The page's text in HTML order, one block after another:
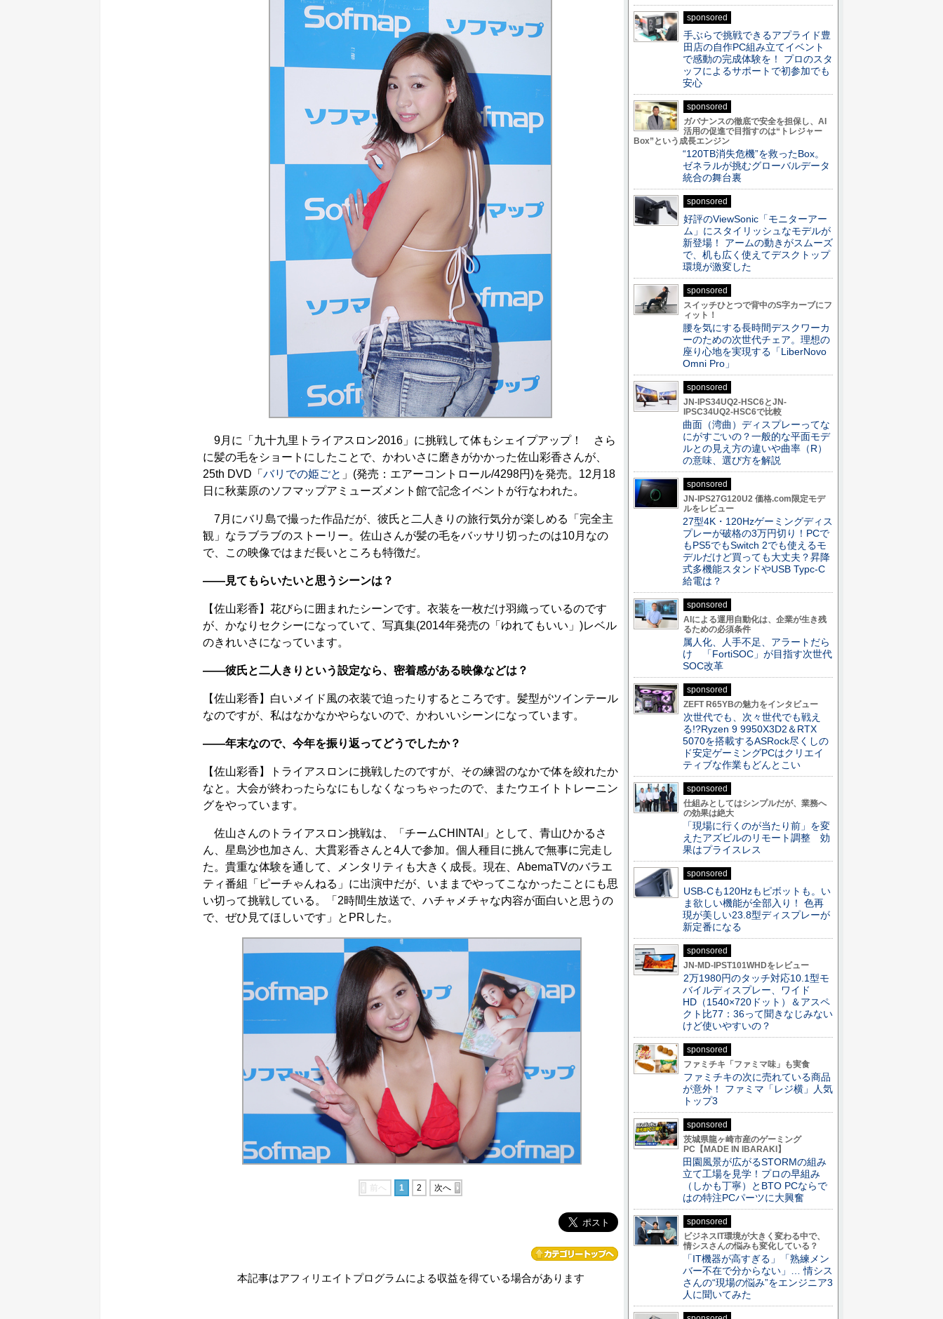
9月に「九十九里トライアスロン2016」に挑戦して体もシェイプアップ！ さら
に髪の毛をショートにしたことで、かわいさに磨きがかかった佐山彩香さんが、
25th DVD「 バリでの姫ごと 」(発売：エアーコントロール/4298円)を発売。12月18
日に秋葉原のソフマップアミューズメント館で記念イベントが行なわれた。
7月にバリ島で撮った作品だが、彼氏と二人きりの旅行気分が楽しめる「完全主
観」なラブラブのストーリー。佐山さんが髪の毛をバッサリ切ったのは10月なの
で、この映像ではまだ長いところも特徴だ。
――見てもらいたいと思うシーンは？
【佐山彩香】花びらに囲まれたシーンです。衣装を一枚だけ羽織っているのです
が、かなりセクシーになっていて、写真集(2014年発売の「ゆれてもいい」)レベル
のきれいさになっています。
――彼氏と二人きりという設定なら、密着感がある映像などは？
【佐山彩香】白いメイド風の衣装で迫ったりするところです。髪型がツインテール
なのですが、私はなかなかやらないので、かわいいシーンになっています。
――年末なので、今年を振り返ってどうでしたか？
【佐山彩香】トライアスロンに挑戦したのですが、その練習のなかで体を絞れたか
なと。大会が終わったらなにもしなくなっちゃったので、またウエイトトレーニン
グをやっています。
佐山さんのトライアスロン挑戦は、「チームCHINTAI」として、青山ひかるさ
ん、星島沙也加さん、大貫彩香さんと4人で参加。個人種目に挑んで無事に完走し
た。貴重な体験を通して、メンタリティも大きく成長。現在、AbemaTVのバラエ
ティ番組「ピーチゃんねる」に出演中だが、いままでやってこなかったことにも思
い切って挑戦している。「2時間生放送で、ハチャメチャな内容が面白いと思うの
で、ぜひ見てほしいです」とPRした。
前へ 1 2 次へ
本記事はアフィリエイトプログラムによる収益を得ている場合があります
sponsored
手ぶらで挑戦できるアプライド豊
田店の自作PC組み立てイベント
で感動の完成体験を！ プロのスタ
ッフによるサポートで初参加でも
安心
sponsored
ガバナンスの徹底で安全を担保し、AI
活用の促進で目指すのは“トレジャー
Box”という成長エンジン
“120TB消失危機”を救ったBox。
ゼネラルが挑むグローバルデータ
統合の舞台裏
sponsored
好評のViewSonic「モニターアー
ム」にスタイリッシュなモデルが
新登場！ アームの動きがスムーズ
で、机も広く使えてデスクトップ
環境が激変した
sponsored
スイッチひとつで背中のS字カーブにフ
ィット！
腰を気にする長時間デスクワーカ
ーのための次世代チェア。理想の
座り心地を実現する「LiberNovo
Omni Pro」
sponsored
JN-IPS34UQ2-HSC6とJN-
IPSC34UQ2-HSC6で比較
曲面（湾曲）ディスプレーってな
にがすごいの？一般的な平面モデ
ルとの見え方の違いや曲率（R）
の意味、選び方を解説
sponsored
JN-IPS27G120U2 価格.com限定モデ
ルをレビュー
27型4K・120Hzゲーミングディス
プレーが破格の3万円切り！PCで
もPS5でもSwitch 2でも使えるモ
デルだけど買っても大丈夫？昇降
式多機能スタンドやUSB Typc-C
給電は？
sponsored
AIによる運用自動化は、企業が生き残
るための必須条件
属人化、人手不足、アラートだら
け 「FortiSOC」が目指す次世代
SOC改革
sponsored
ZEFT R65YBの魅力をインタビュー
次世代でも、次々世代でも戦え
る!?Ryzen 9 9950X3D2＆RTX
5070を搭載するASRock尽くしの
ド安定ゲーミングPCはクリエイ
ティブな作業もどんとこい
sponsored
仕組みとしてはシンプルだが、業務へ
の効果は絶大
「現場に行くのが当たり前」を変
えたアズビルのリモート調整 効
果はプライスレス
sponsored
USB-Cも120Hzもピボットも。い
ま欲しい機能が全部入り！ 色再
現が美しい23.8型ディスプレーが
新定番になる
sponsored
JN-MD-IPST101WHDをレビュー
2万1980円のタッチ対応10.1型モ
バイルディスプレー、ワイド
HD（1540×720ドット）＆アスペ
クト比77：36って聞きなじみない
けど使いやすいの？
sponsored
ファミチキ「ファミマ味」も実食
ファミチキの次に売れている商品
が意外！ ファミマ「レジ横」人気
トップ3
sponsored
茨城県龍ヶ崎市産のゲーミング
PC【MADE IN IBARAKI】
田園風景が広がるSTORMの組み
立て工場を見学！プロの早組み
（しかも丁寧）とBTO PCならで
はの特注PCパーツに大興奮
sponsored
ビジネスIT環境が大きく変わる中で、
情シスさんの悩みも変化している？
「IT機器が高すぎる」「熟練メン
バー不在で分からない」… 情シス
さんの“現場の悩み”をエンジニア3
人に聞いてみた